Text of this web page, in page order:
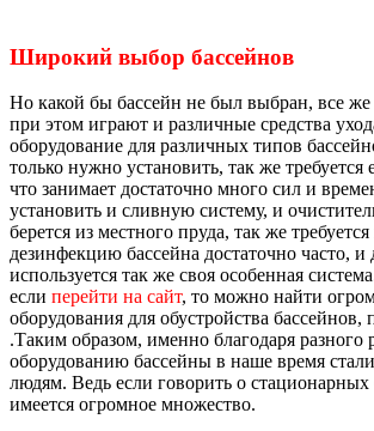
Широкий выбор бассейнов
Но какой бы бассейн не был выбран, все
при этом играют и различные средства
оборудование для различных типов
только нужно установить, так же требуется
что занимает достаточно много сил и
установить и сливную систему, и
берется из местного пруда, так же
дезинфекцию бассейна достаточно часто, и
используется так же своя особенная
если перейти на сайт, то можно найти
оборудования для обустройства бассейнов,
.Таким образом, именно благодаря разного
оборудованию бассейны в наше время
людям. Ведь если говорить о стационарных
имеется огромное множество.